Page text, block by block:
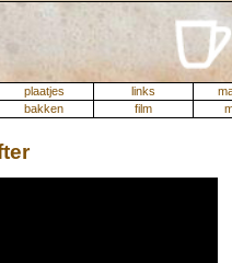
plaatjes links
bakken film